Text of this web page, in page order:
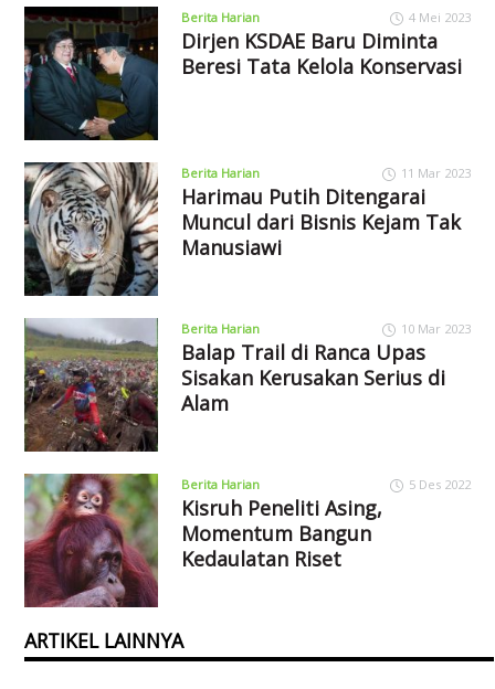
Berita Harian 4 Mei 2023
Dirjen KSDAE Baru Diminta
Beresi Tata Kelola Konservasi
Berita Harian 11 Mar 2023
Harimau Putih Ditengarai
Muncul dari Bisnis Kejam Tak
Manusiawi
Berita Harian 10 Mar 2023
Balap Trail di Ranca Upas
Sisakan Kerusakan Serius di
Alam
Berita Harian 5 Des 2022
Kisruh Peneliti Asing,
Momentum Bangun
Kedaulatan Riset
ARTIKEL LAINNYA